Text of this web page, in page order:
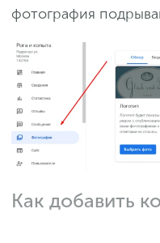
фотография
Как добавить